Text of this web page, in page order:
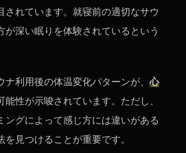
されています。就寝前の適切なサウ
が深い眠りを体験されているという
ナ利用後の体温変化パターンが、心
能性が示唆されています。ただし、
ングによって感じ方には違いがある
見つけることが重要です。